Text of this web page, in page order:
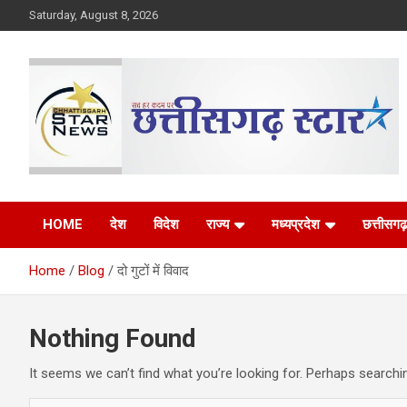
to
Saturday, August 8, 2026
Chhattisgarh Star
HOME देश विदेश राज्य मध्यप्रदेश छत्तीसगढ़
Home Blog दो गुटों में विवाद
Nothing Found
It seems we can’t find what you’re looking for. Perhaps